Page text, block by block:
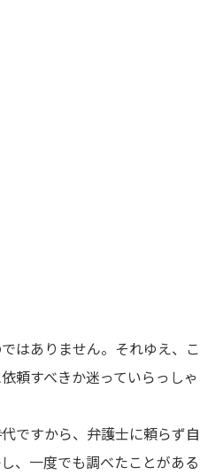
はありません。それゆえ、
頼すべきか迷っていらっし
ですから、弁護士に頼らず
、一度でも調べたことがあ